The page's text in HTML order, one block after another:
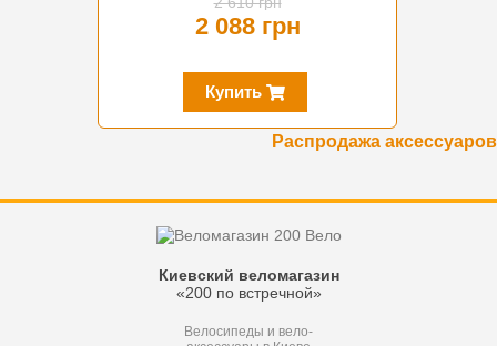
2 088 грн
Купить
Распродажа аксессуаров
Киевский веломагазин
«200 по встречной»
Велосипеды и вело-